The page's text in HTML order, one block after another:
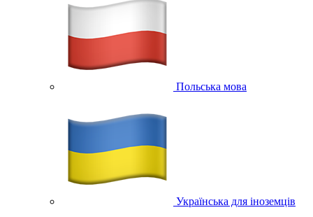
Польська мова
Українська для іноземців